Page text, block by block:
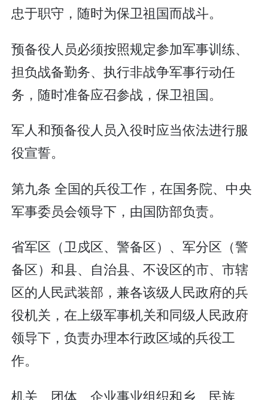
忠于职守，随时为保卫祖国而战斗。
预备役人员必须按照规定参加军事训练、
担负战备勤务、执行非战争军事行动任
务，随时准备应召参战，保卫祖国。
军人和预备役人员入役时应当依法进行服
役宣誓。
第九条 全国的兵役工作，在国务院、中央
军事委员会领导下，由国防部负责。
省军区（卫戍区、警备区）、军分区（警
备区）和县、自治县、不设区的市、市辖
区的人民武装部，兼各该级人民政府的兵
役机关，在上级军事机关和同级人民政府
领导下，负责办理本行政区域的兵役工
作。
机关、团体、企业事业组织和乡、民族